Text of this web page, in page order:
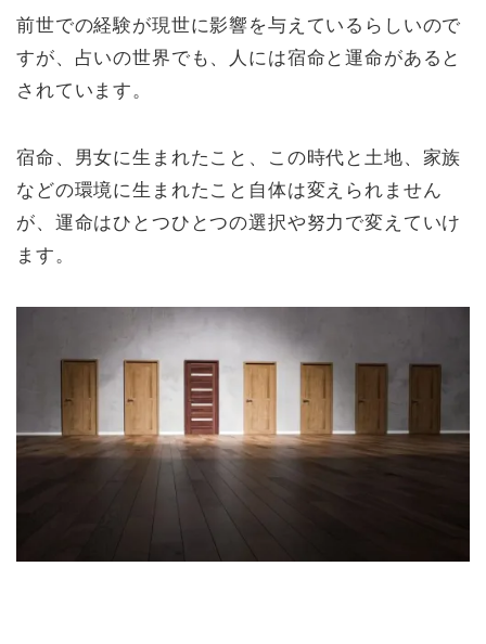
前世での経験が現世に影響を与えているらしいので
すが、占いの世界でも、人には宿命と運命があると
されています。
宿命、男女に生まれたこと、この時代と土地、家族
などの環境に生まれたこと自体は変えられません
が、運命はひとつひとつの選択や努力で変えていけ
ます。